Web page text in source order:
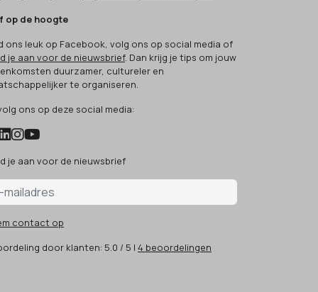
op de hoogte
ons leuk op Facebook, volg ons op social media of
je aan voor de nieuwsbrief. Dan krijg je tips om jouw
duurzamer, cultureler en
te organiseren.
ons op deze social media:
je aan voor de nieuwsbrief
contact op
door klanten: 5.0 / 5 | 4 beoordelingen